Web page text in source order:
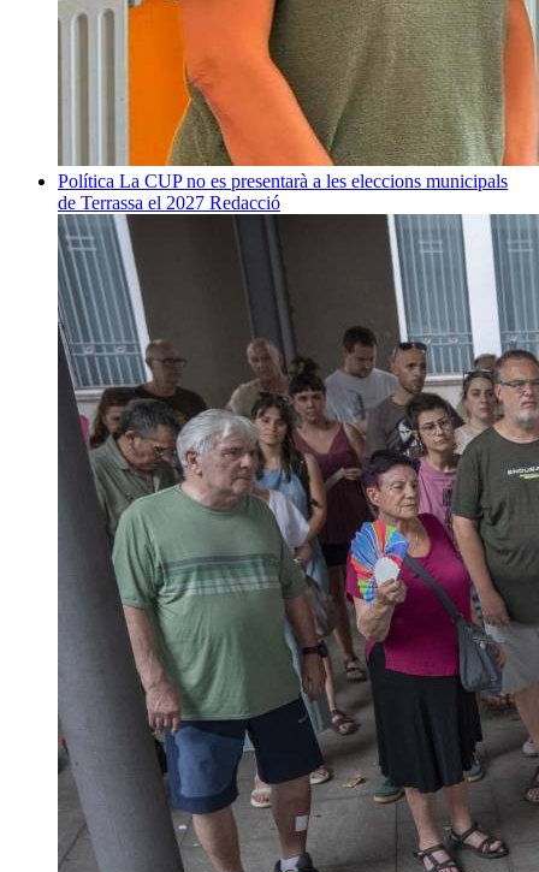
Política La CUP no es presentarà a les eleccions municipals
de Terrassa el 2027 Redacció